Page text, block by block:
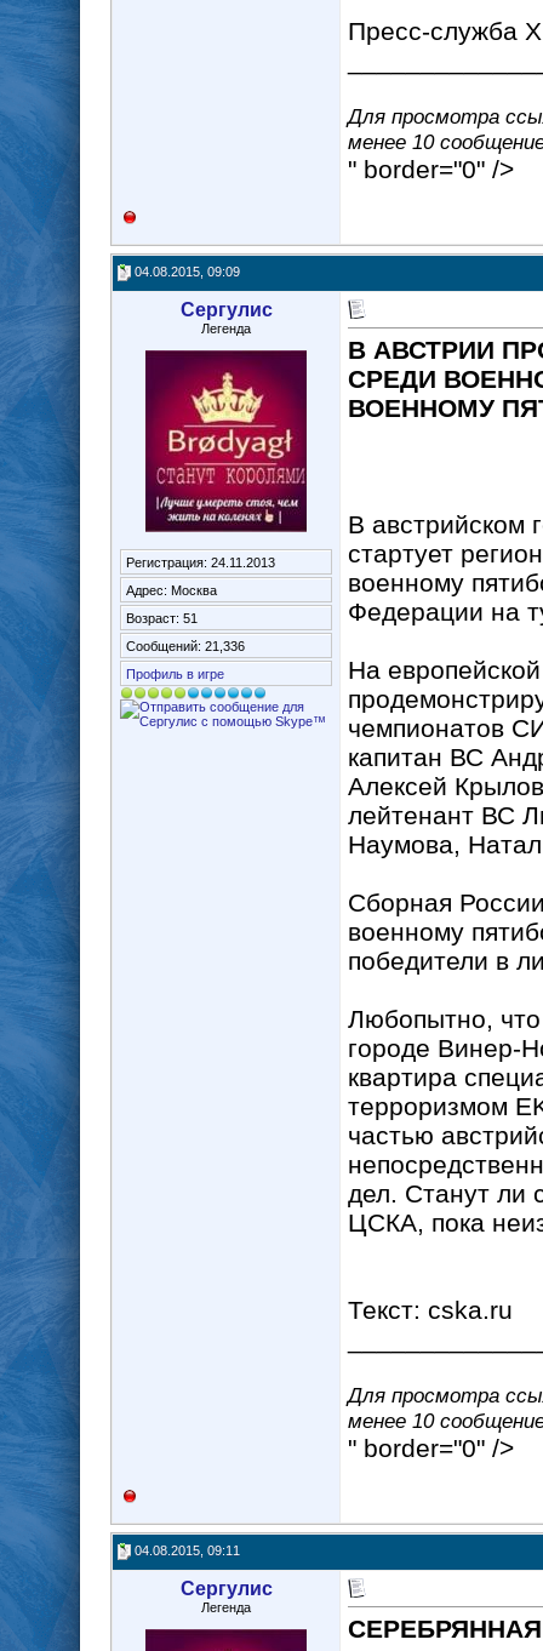
Пресс-служба
Для просмотра
менее 10
" border="0" />
04.08.2015, 09:09
Сергулис
Легенда
Регистрация: 24.11.2013
Адрес: Москва
Возраст: 51
Сообщений: 21,336
Профиль в игре
В АВСТРИИ
СРЕДИ
ВОЕННОМУ
В австрийском
стартует
военному
Федерации на
На
чемпионатов
капитан ВС
Алексей
лейтенант ВС
Наумова,
Сборная
военному
победители в
Любопытно,
городе Винер-
квартира
терроризмом
частью
дел. Станут ли
ЦСКА, пока
Текст: cska.ru
Для просмотра
менее 10
" border="0" />
04.08.2015, 09:11
Сергулис
Легенда